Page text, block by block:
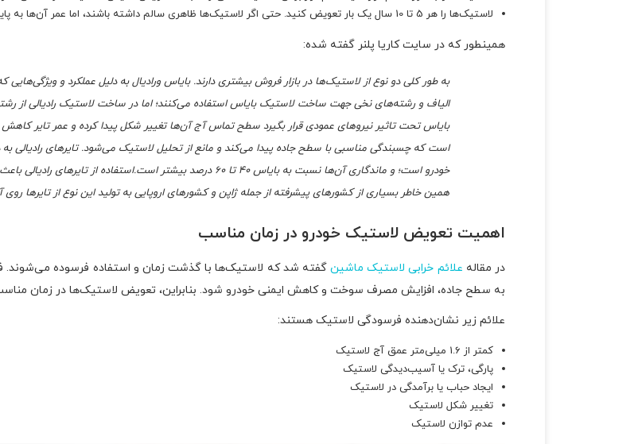
لاستیک‌ها را هر 5 تا 10 سال یک بار تعویض کنید. حتی اگر لاستیک‌ها ظاهری سالم داشته باشند، اما عمر آن‌ها به پایان رسیده باشد، باید آن‌ها را تعویض کنید.
همینطور که در سایت کاریا پلنر گفته شده:
به طور کلی دو نوع از لاستیک‌ها در بازار فروش بیشتری دارند. بایاس ورادیال به دلیل عملکرد و ویژگی‌هایی که
الیاف و رشته‌های نخی جهت ساخت لاستیک بایاس استفاده می‌کنند؛ اما در ساخت لاستیک رادیالی از
بایاس تحت تاثیر نیروهای عمودی قرار بگیرد سطح تماس آج آن‌ها تغییر شکل پیدا کرده و عمر تایر کاهش
است که چسبندگی مناسبی با سطح جاده پیدا می‌کند و مانع از تحلیل لاستیک می‌شود. تایرهای رادیالی
خودرو است؛ و ماندگاری آن‌ها نسبت به بایاس 40 تا 60 درصد بیشتر
همین خاطر بسیاری از کشورهای پیشرفته از جمله ژاپن و کشورهای اروپایی به تولید این نوع از تایرها روی
اهمیت تعویض لاستیک خودرو در زمان مناسب
در مقاله علائم خرابی لاستیک ماشینگفته شد که لاستیک‌ها با گذشت زمان و استفاده فرسوده
به سطح جاده، افزایش مصرف سوخت و کاهش ایمنی خودرو شود. بنابراین، تعویض لاستیک‌ها در زمان
علائم زیر نشان‌دهنده فرسودگی لاستیک هستند:
کمتر از 1.6 میلی‌متر عمق آج لاستیک
پارگی، ترک یا آسیب‌دیدگی لاستیک
ایجاد حباب یا برآمدگی در لاستیک
تغییر شکل لاستیک
عدم توازن لاستیک